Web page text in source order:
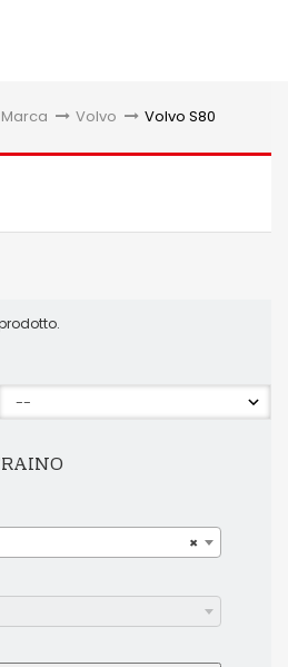
Marca > Volvo > Volvo S80
×